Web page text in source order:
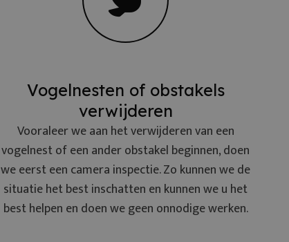
Vogelnesten of obstakels
verwijderen
Vooraleer we aan het verwijderen van een
vogelnest of een ander obstakel beginnen, doen
we eerst een camera inspectie. Zo kunnen we de
situatie het best inschatten en kunnen we u het
best helpen en doen we geen onnodige werken.